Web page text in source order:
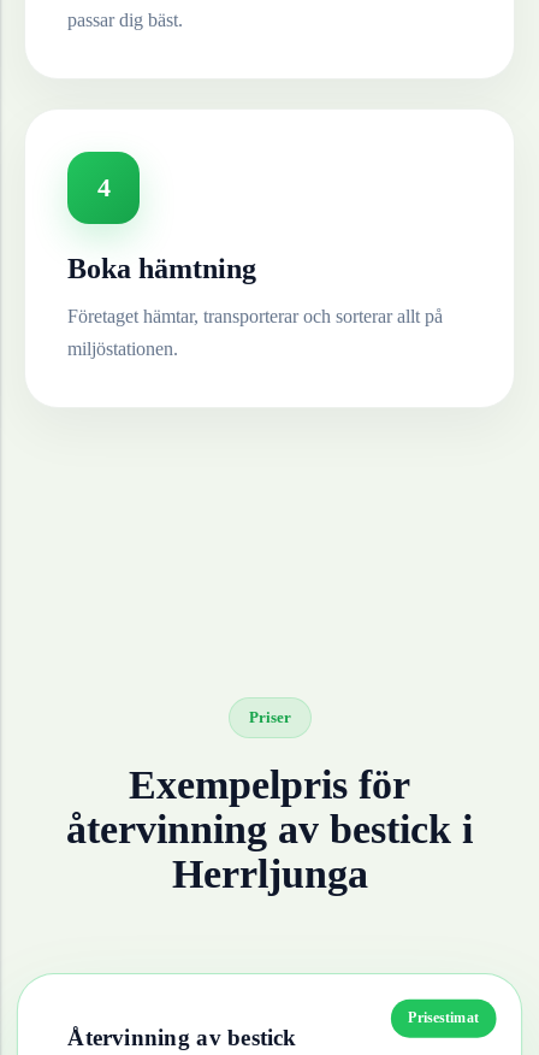
passar dig bäst.
4
Boka hämtning
Företaget hämtar, transporterar och sorterar allt på
miljöstationen.
Priser
Exempelpris för
återvinning av bestick i
Herrljunga
Prisestimat
Återvinning av bestick